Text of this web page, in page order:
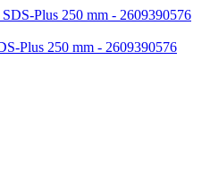
Plus 250 mm - 2609390576